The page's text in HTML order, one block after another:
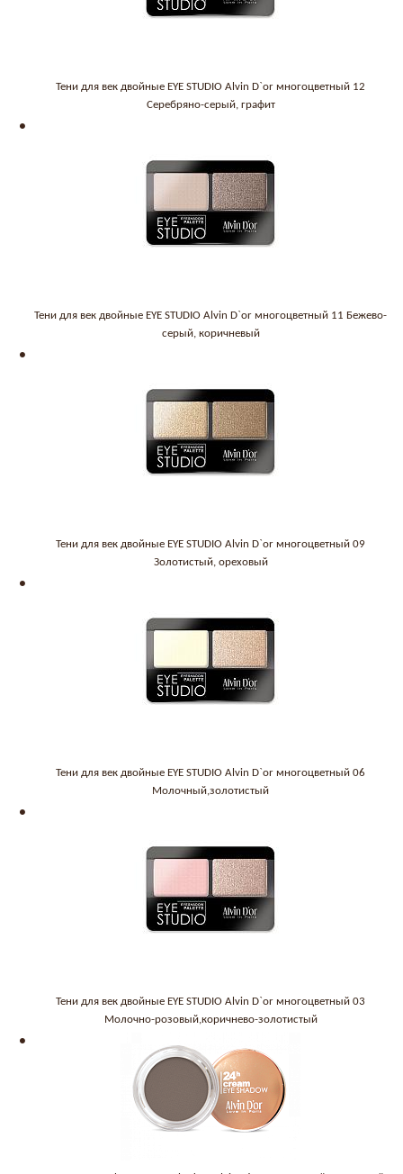
Тени для век двойные EYE STUDIO Alvin D`or многоцветный 12
Серебряно-серый, графит
Тени для век двойные EYE STUDIO Alvin D`or многоцветный 11 Бежево-
серый, коричневый
Тени для век двойные EYE STUDIO Alvin D`or многоцветный 09
Золотистый, ореховый
Тени для век двойные EYE STUDIO Alvin D`or многоцветный 06
Молочный,золотистый
Тени для век двойные EYE STUDIO Alvin D`or многоцветный 03
Молочно-розовый,коричнево-золотистый